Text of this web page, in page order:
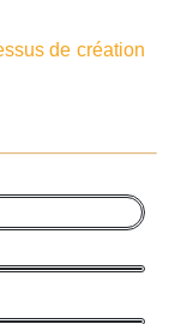
de création